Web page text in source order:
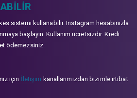
sistemi kullanabilir. Instagram hesabınızla
başlayın. Kullanım ücretsizdir. Kredi
ödemezsiniz.
için İletişim kanallarımızdan bizimle irtibat